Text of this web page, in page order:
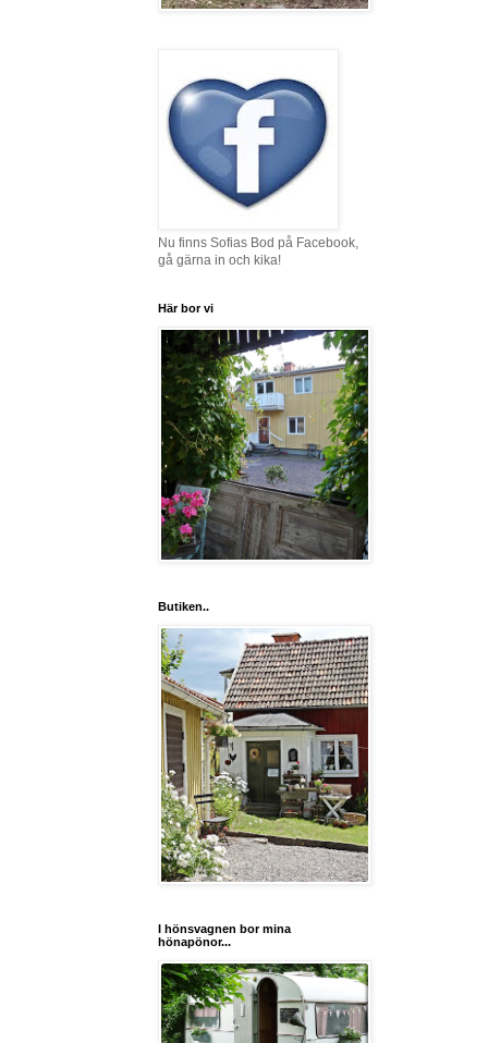
Nu finns Sofias Bod på Facebook,
gå gärna in och kika!
Här bor vi
Butiken..
I hönsvagnen bor mina
hönapönor...